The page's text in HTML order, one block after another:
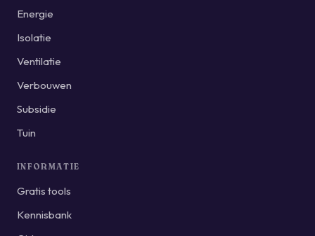
Energie
Isolatie
Ventilatie
Verbouwen
Subsidie
Tuin
INFORMATIE
Gratis tools
Kennisbank